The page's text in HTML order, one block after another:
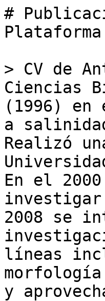
#
> CV de
Ciencias
(1996)
a
Realizó
En el
investigar
2008 se
líneas
y